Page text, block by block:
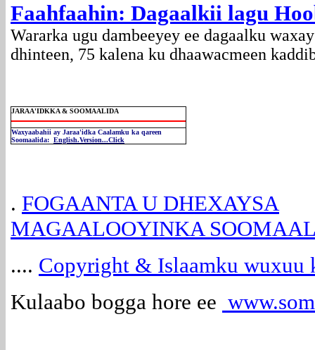
Faahfaahin: Dagaalkii lagu
Wararka ugu dambeeyey ee dagaalku
dhinteen, 75 kalena ku dhaawacmeen
JARAA'IDKKA & SOOMAALIDA
Waxyaabahii ay Jaraa'idka Caalamku ka qareen
Soomaalida: English.Version...Click
. FOGAANTA U DHEXAYSA
MAGAALOOYINKA
.... Copyright & Islaamku wuxuu
Kulaabo bogga hore ee